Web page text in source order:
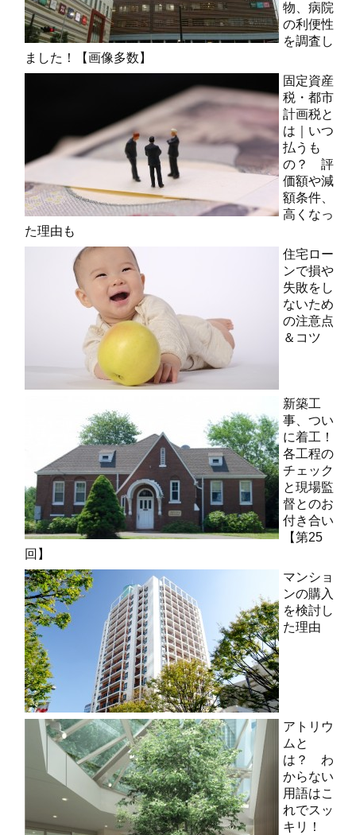
物、病院
の利便性
を調査し
ました！【画像多数】
固定資産
税・都市
計画税と
は｜いつ
払うも
の？ 評
価額や減
額条件、
高くなっ
た理由も
住宅ロー
ンで損や
失敗をし
ないため
の注意点
＆コツ
新築工
事、つい
に着工！
各工程の
チェック
と現場監
督とのお
付き合い
【第25
回】
マンショ
ンの購入
を検討し
た理由
アトリウ
ムと
は？ わ
からない
用語はこ
れでスッ
キリ！